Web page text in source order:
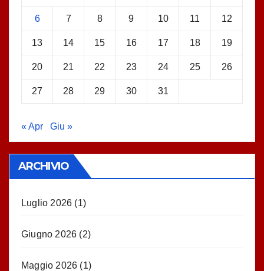
6 7 8 9 10 11 12
13 14 15 16 17 18 19
20 21 22 23 24 25 26
27 28 29 30 31
« Apr Giu »
ARCHIVIO
Luglio 2026 (1)
Giugno 2026 (2)
Maggio 2026 (1)